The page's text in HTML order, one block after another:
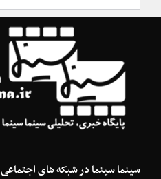
سینما سینما در شبکه های اجتماعی